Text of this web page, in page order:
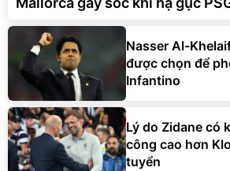
Nasser Al-
được chọn để
Infantino
Lý do Zidane có
công cao hơn
tuyển